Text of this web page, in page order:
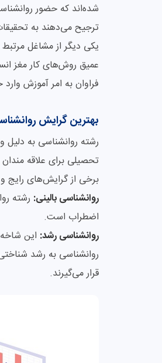
شده‌اند که حضور
ترجیح می‌دهند به
یکی دیگر از مشاغل
عمیق روش‌های کار مغز
فراوان به امر آموزش
بهترین گرایش
رشته روانشناسی به
تحصیلی برای علاقه
برخی از گرایش‌های رایج
روانشناسی بالینی: رشته
اضطراب است.
روانشناسی رشد: این
روانشناسی به رشد
قرار می‌گیرند.